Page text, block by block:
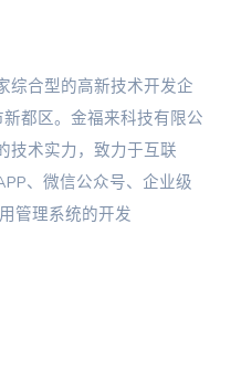
综合型的高新技术开发企
都区。金福来科技有限公
技术实力，致力于互联
、微信公众号、企业级
管理系统的开发